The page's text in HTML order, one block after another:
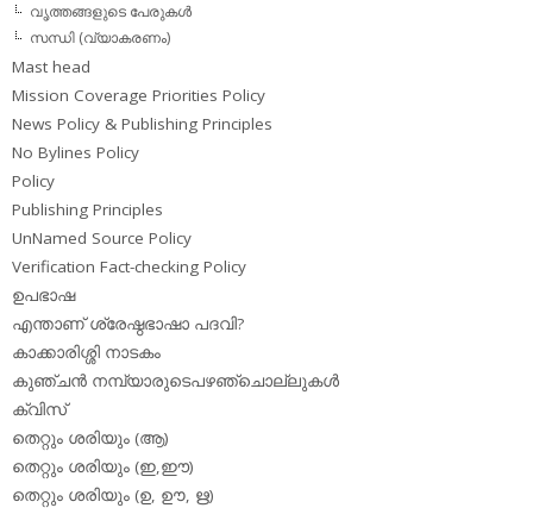
വൃത്തങ്ങളുടെ പേരുകള്‍
സന്ധി (വ്യാകരണം)
Mast head
Mission Coverage Priorities Policy
News Policy & Publishing Principles
No Bylines Policy
Policy
Publishing Principles
UnNamed Source Policy
Verification Fact-checking Policy
ഉപഭാഷ
എന്താണ് ശ്രേഷ്ഠഭാഷാ പദവി?
കാക്കാരിശ്ശി നാടകം
കുഞ്ചന്‍ നമ്പ്യാരുടെപഴഞ്ചൊല്ലുകള്‍
ക്വിസ്
തെറ്റും ശരിയും (ആ)
തെറ്റും ശരിയും (ഇ,ഈ)
തെറ്റും ശരിയും (ഉ, ഊ, ഋ)